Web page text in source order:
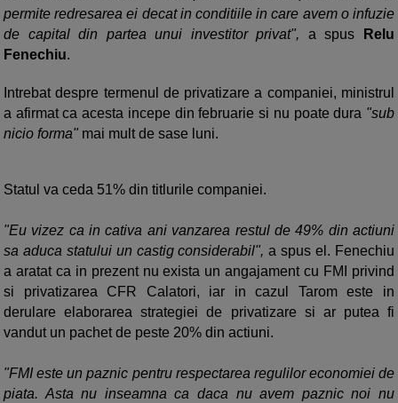
permite redresarea ei decat in conditiile in care avem o infuzie
de capital din partea unui investitor privat", a spus
Relu
Fenechiu.
Intrebat despre termenul de privatizare a companiei, ministrul
a afirmat ca acesta incepe din februarie si nu poate dura "sub
nicio forma" mai mult de sase luni.
Statul va ceda 51% din titlurile companiei.
"Eu vizez ca in cativa ani vanzarea restul de 49% din actiuni
sa aduca statului un castig considerabil", a spus el. Fenechiu
a aratat ca in prezent nu exista un angajament cu FMI privind
si privatizarea CFR Calatori, iar in cazul Tarom este in
derulare elaborarea strategiei de privatizare si ar putea fi
vandut un pachet de peste 20% din actiuni.
"FMI este un paznic pentru respectarea regulilor economiei de
piata. Asta nu inseamna ca daca nu avem paznic noi nu